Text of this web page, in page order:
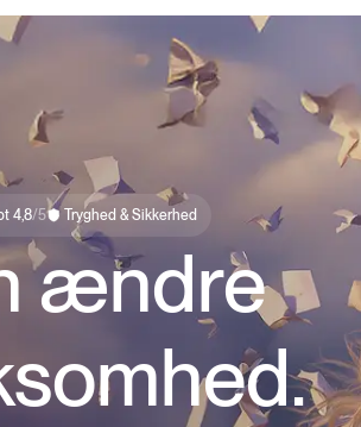
4,8/5 Tryghed & Sikkerhed
ændre